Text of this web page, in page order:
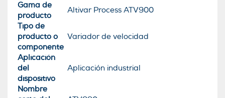
Gama de
producto
Altivar Process ATV900
Tipo de
producto o
componente
Variador de velocidad
Aplicación
del
dispositivo
Aplicación industrial
Nombre